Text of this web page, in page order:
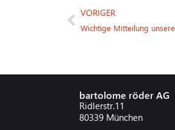
VORIGER
Wichtige Mitteilung
bartolome röder AG
Ridlerstr.11
80339 München